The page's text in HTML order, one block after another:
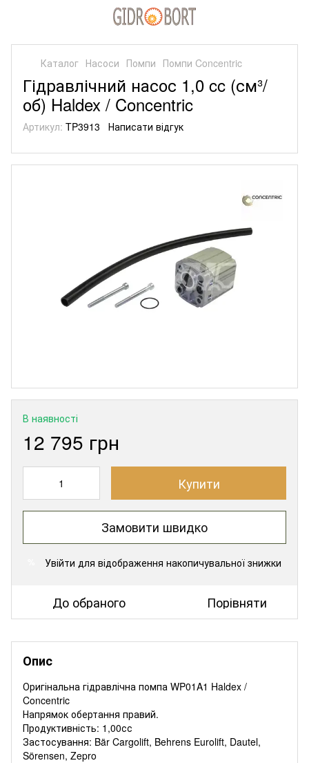
Каталог Насоси Помпи Помпи Concentric
Гідравлічний насос 1,0 cc (см³/
об) Haldex / Concentric
Артикул: TP3913 Написати відгук
В наявності
12 795 грн
Купити
Замовити швидко
Увійти для відображення накопичувальної знижки
До обраного Порівняти
Опис
Оригінальна гідравлічна помпа WP01A1 Haldex /
Concentric
Напрямок обертання правий.
Продуктивність: 1,00сс
Застосування: Bär Cargolift, Behrens Eurolift, Dautel,
Sörensen, Zepro